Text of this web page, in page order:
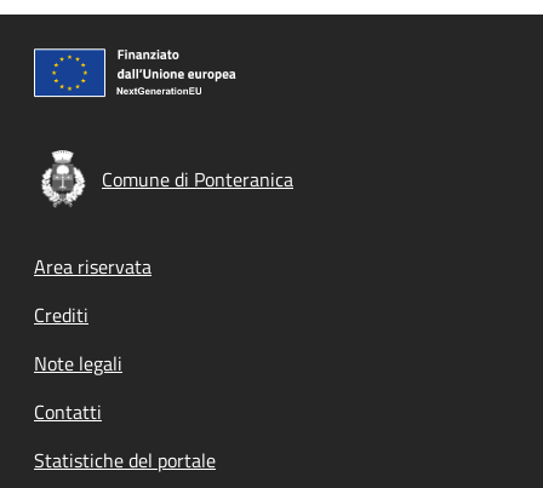
Comune di Ponteranica
Footer menu
Area riservata
Crediti
Note legali
Contatti
Statistiche del portale